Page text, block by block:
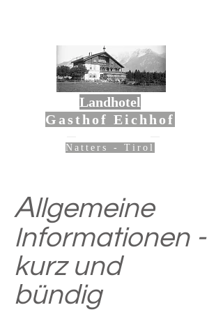
Landhotel
Gasthof Eichhof
Natters - Tirol
Allgemeine
Informationen -
kurz und
bündig